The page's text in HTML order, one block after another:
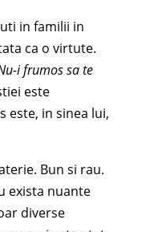
in familii in
ca o virtute.
i frumos sa te
este
este, in sinea lui,
Bun si rau.
exista nuante
diverse